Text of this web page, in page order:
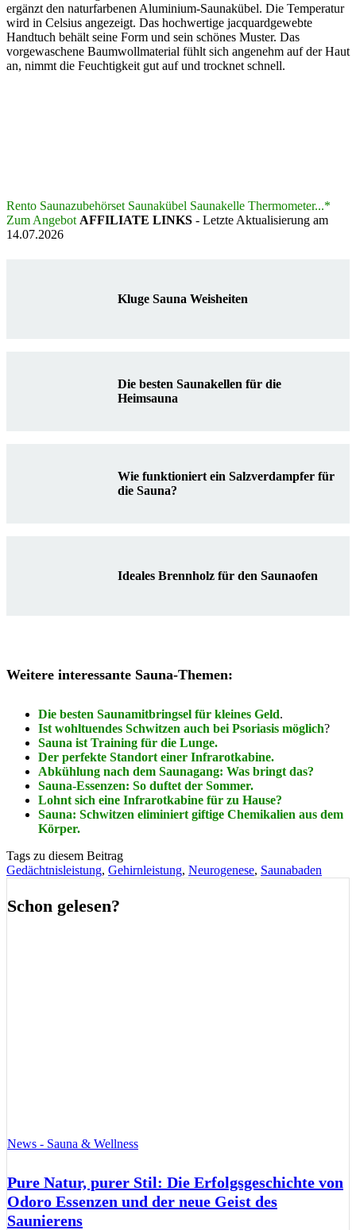
ergänzt den naturfarbenen Aluminium-Saunakübel. Die Temperatur
wird in Celsius angezeigt. Das hochwertige jacquardgewebte
Handtuch behält seine Form und sein schönes Muster. Das
vorgewaschene Baumwollmaterial fühlt sich angenehm auf der Haut
an, nimmt die Feuchtigkeit gut auf und trocknet schnell.
Rento Saunazubehörset Saunakübel Saunakelle Thermometer...*
Zum Angebot AFFILIATE LINKS - Letzte Aktualisierung am
14.07.2026
Kluge Sauna Weisheiten
Die besten Saunakellen für die
Heimsauna
Wie funktioniert ein Salzverdampfer für
die Sauna?
Ideales Brennholz für den Saunaofen
Weitere interessante Sauna-Themen:
Die besten Saunamitbringsel für kleines Geld.
Ist wohltuendes Schwitzen auch bei Psoriasis möglich?
Sauna ist Training für die Lunge.
Der perfekte Standort einer Infrarotkabine.
Abkühlung nach dem Saunagang: Was bringt das?
Sauna-Essenzen: So duftet der Sommer.
Lohnt sich eine Infrarotkabine für zu Hause?
Sauna: Schwitzen eliminiert giftige Chemikalien aus dem
Körper.
Tags zu diesem Beitrag
Gedächtnisleistung, Gehirnleistung, Neurogenese, Saunabaden
Schon gelesen?
News - Sauna & Wellness
Pure Natur, purer Stil: Die Erfolgsgeschichte von
Odoro Essenzen und der neue Geist des
Saunierens